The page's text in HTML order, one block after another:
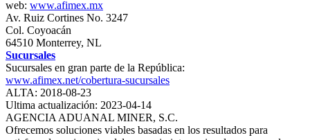
web: www.afimex.mx
Av. Ruiz Cortines No. 3247
Col. Coyoacán
64510 Monterrey, NL
Sucursales
Sucursales en gran parte de la República:
www.afimex.net/cobertura-sucursales
ALTA: 2018-08-23
Ultima actualización: 2023-04-14
AGENCIA ADUANAL MINER, S.C.
Ofrecemos soluciones viables basadas en los resultados para